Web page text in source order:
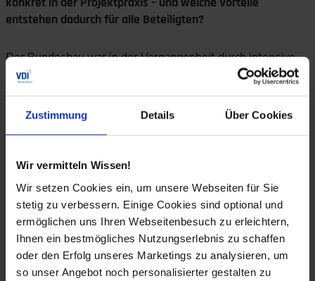
Zustimmung Details Über Cookies
Wir vermitteln Wissen!
Wir setzen Cookies ein, um unsere Webseiten für Sie
stetig zu verbessern. Einige Cookies sind optional und
ermöglichen uns Ihren Webseitenbesuch zu erleichtern,
Ihnen ein bestmögliches Nutzungserlebnis zu schaffen
oder den Erfolg unseres Marketings zu analysieren, um
so unser Angebot noch personalisierter gestalten zu
entstehen dadurch für alle Beteiligten?
Der Bundesbau war in der Vergangenheit durch intensive
Prüf- und Genehmigungsphasen geprägt, die häufig mit
längeren Projektunterbrechungen verbunden waren. Die
Bundes geben nun die Freiheit gemeinsam darüber zu
entscheiden, dass Projekte während der Prüfungs- und
werden Prozesse parallelisiert. Die Projektlaufzeit wird
verkürzt und Projektbeteiligte müssen sich nicht mühsam
erneut in das Projekt einarbeiten. Durch die
(unvermeidlichen) Baupreissteigerungen, die nun
vermindert anfallen, ist nun auch eine kostentreuere
Umsetzung möglich. Das Projekt, die Beteiligten und nicht
zuletzt die künftigen Nutzenden profitieren von dem
Vorgehen.